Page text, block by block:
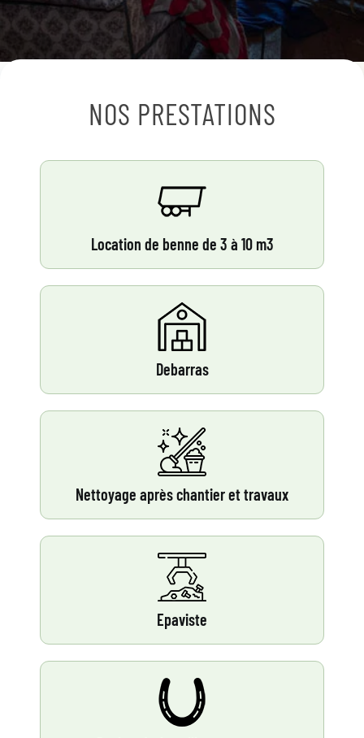
NOS PRESTATIONS
Location de benne de 3 à 10 m3
Debarras
Nettoyage après chantier et travaux
Epaviste